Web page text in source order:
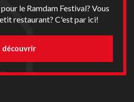
le Ramdam Festival? Vous
restaurant? C'est par ici!
découvrir